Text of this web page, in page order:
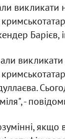
викликати
Барієв,
викликати
-